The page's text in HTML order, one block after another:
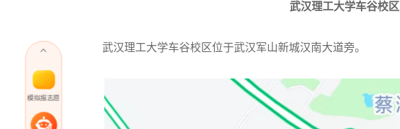
武汉理工大学车谷校区
武汉理工大学车谷校区位于武汉军山新城汉南大道旁。
模拟报志愿